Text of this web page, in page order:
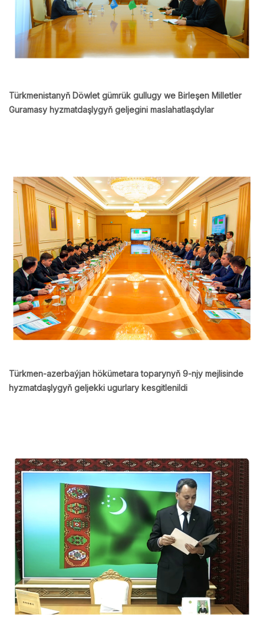
Türkmenistanyň Döwlet gümrük gullugy we Birleşen Milletler
Guramasy hyzmatdaşlygyň geljegini maslahatlaşdylar
Türkmen-azerbaýjan hökümetara toparynyň 9-njy mejlisinde
hyzmatdaşlygyň geljekki ugurlary kesgitlenildi